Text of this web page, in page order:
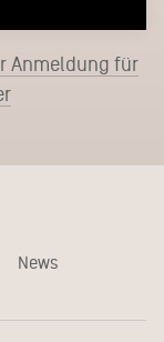
Anmeldung für
News